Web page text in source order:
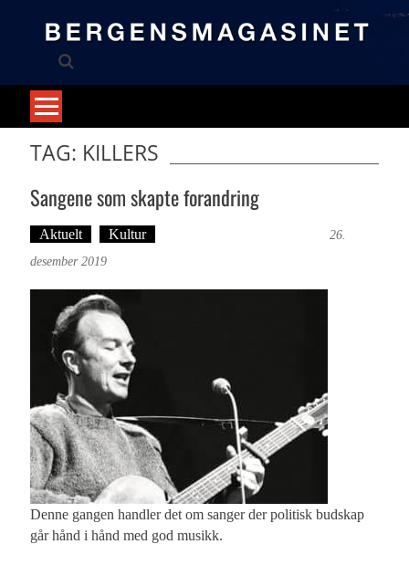
TAG: KILLERS
Sangene som skapte forandring
Aktuelt Kultur
26.
desember 2019
Denne gangen handler det om sanger der politisk budskap
går hånd i hånd med god musikk.